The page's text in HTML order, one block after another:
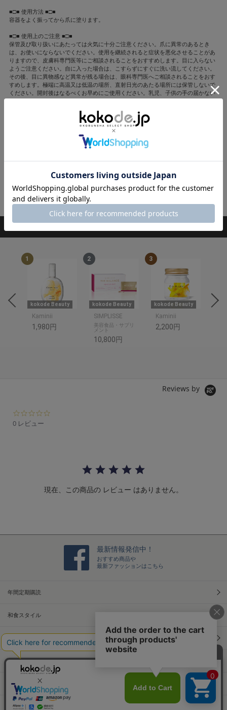
■□■ 使用方法 ■□■
容器をよく振ってから爪に塗ります。
■□■ 使用上のご注意 ■□■
保管及び取り扱いにあたっては火気に十分ご注意ください。爪に異常のあるとき
は、お使いにならないでください。使用を継続されると症状を悪化させることがあ
りますので、皮膚科専門医等にご相談されることをおすすめします。目に入らない
ようご注意ください。自に入った場合は、こすらずにすぐに洗い流してください。
その後、目に異物感など異常が残る場合は、眼科専門医へご相談されることをおす
すめします。極端に高温又は低温の場所、直射日光のあたる場所には保管しないで
ください。開封後はなるべくお早めにご使用ください。乳児、子供の手の届かない
注ぎたす場合は、ビン上部に十分な空間を残して入れてください。
アーモンド油、ククイナッツ油、バオバブ種子油、ペルシアグルミ種子油、クダモ
ノトケイソウ種子油、ヤシ油、酢酸トコフェロール、トコフェロール
閉じる
RANKING
1
kokode Beauty
Kaminii
1,980円
2
kokode Beauty
SIMPLISSE
美容食品・サプリ
メント
10,800円
3
kokode Beauty
Kaminii
2,200円
美
Reviews by
i
0 レビュー
現在、この商品の レビュー はありません。
最新情報発信中！
おすすめ商品や
最新ファッションはこちら
年間定期購読
和食スタイル
光文社70周年アニバーサリー
本屋さんへ行こう！キャンペーン
Information
Official Site